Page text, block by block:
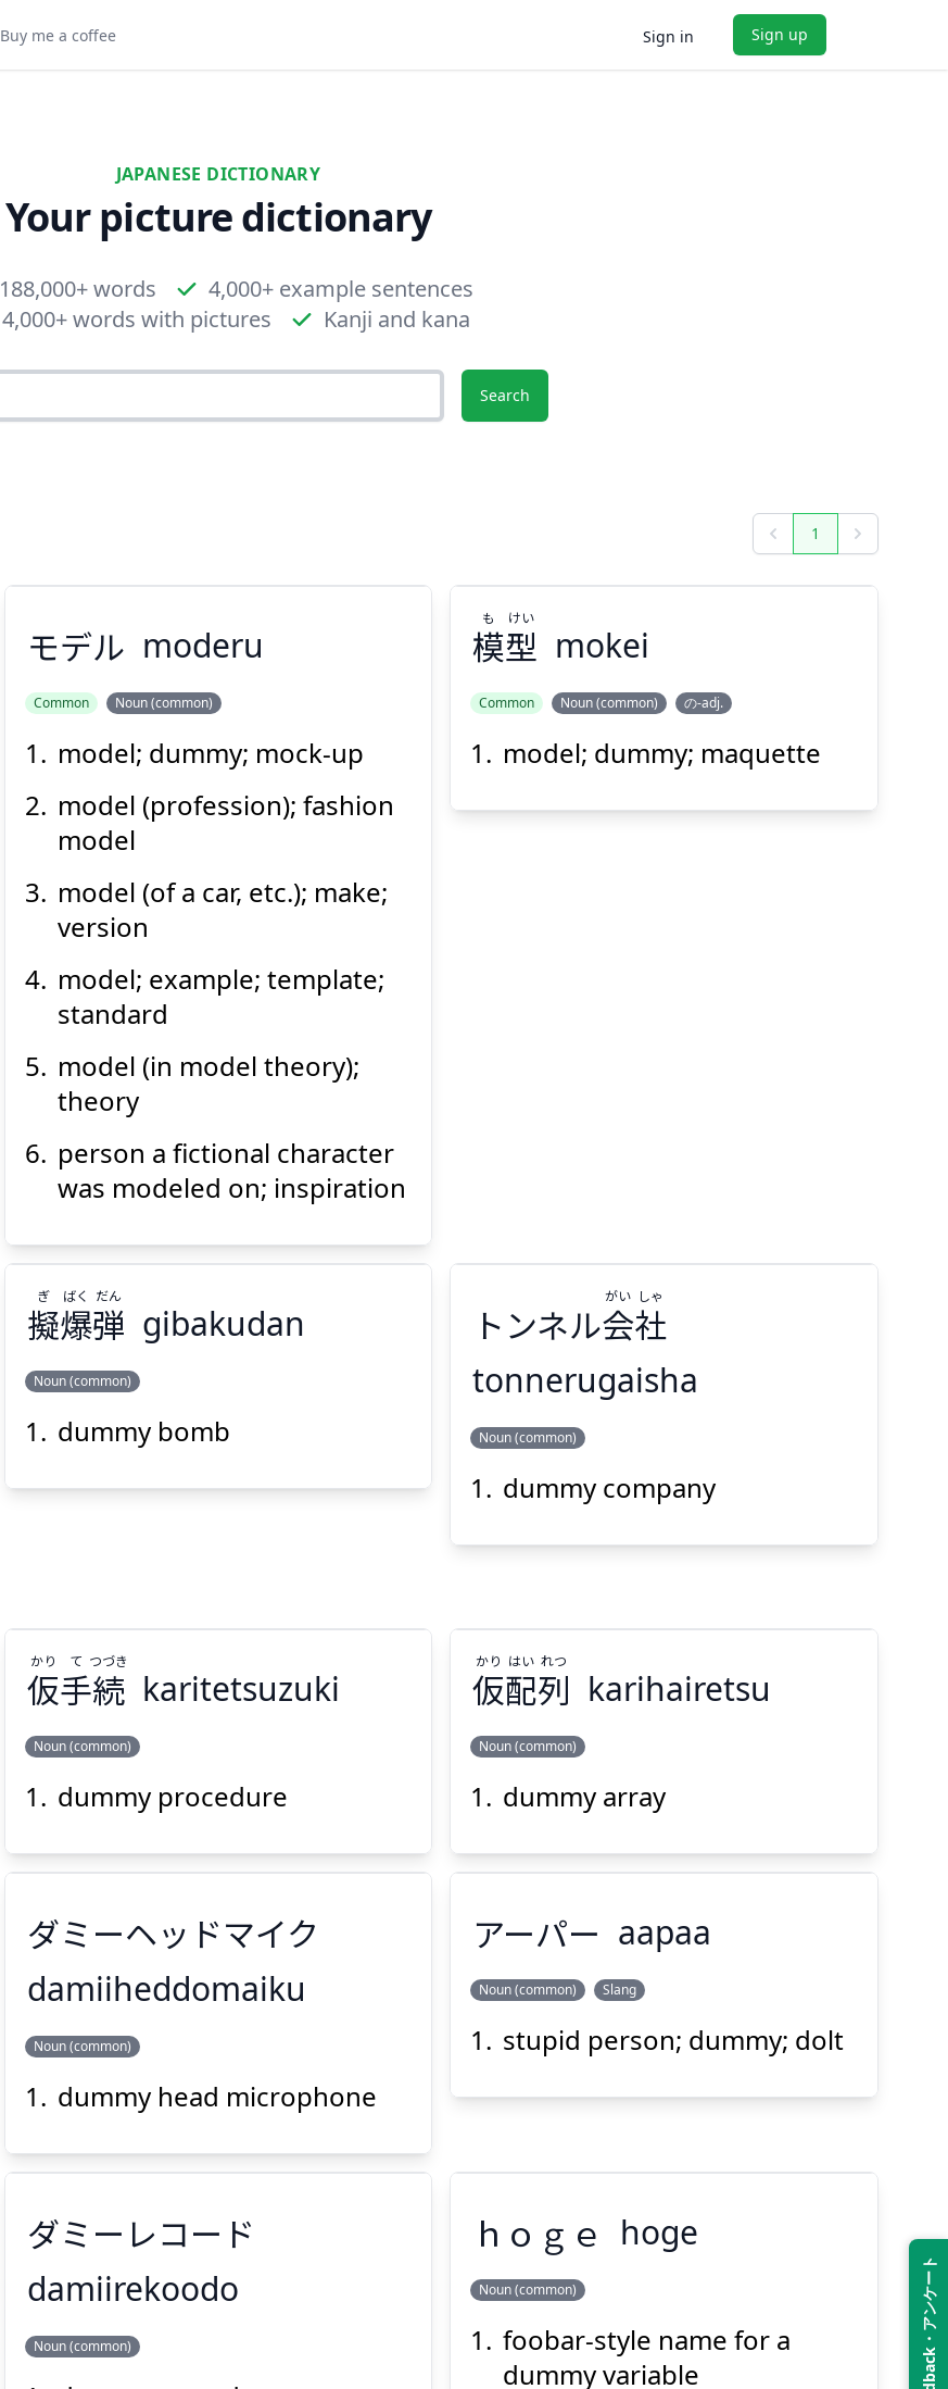
Feedback・アンケート
Buy me a coffee Sign in Sign up
JAPANESE DICTIONARY
Your picture dictionary
188,000+ words
4,000+ example sentences
4,000+ words with pictures
Kanji and kana
Search
Previous1 Next
モデル
Show answer
(Space)
Suspend
(@)
モデル moderu
Common Noun (common)
model; dummy; mock-up
model (profession); fashion
model
model (of a car, etc.); make;
version
model; example; template;
standard
model (in model theory);
theory
person a fictional character
was modeled on; inspiration
模
も
けい
模型
も けい
mokei
Common Noun (common) の-adj.
model; dummy; maquette
ばく
だん
Suspend
擬爆弾
ぎ ばく だん
gibakudan
Noun (common)
dummy bomb
社
しゃ
Suspend
トンネル会社
がい しゃ
tonnerugaisha
Noun (common)
dummy company
かり
て
つづき
仮手続
かり て つづき
karitetsuzuki
Noun (common)
dummy procedure
配
はい
れつ
仮配列
かり はい れつ
karihairetsu
Noun (common)
dummy array
ダミーヘッドマイク
ダミーヘッドマイク
damiiheddomaiku
Noun (common)
dummy head microphone
Suspend
アーパー aapaa
Noun (common) Slang
stupid person; dummy; dolt
ダミーレコード
ダミーレコード
damiirekoodo
Noun (common)
ｈ
ｏ
ｇ
ｅ
ｈ ｏ ｇ ｅ hoge
Noun (common)
foobar-style name for a
dummy variable